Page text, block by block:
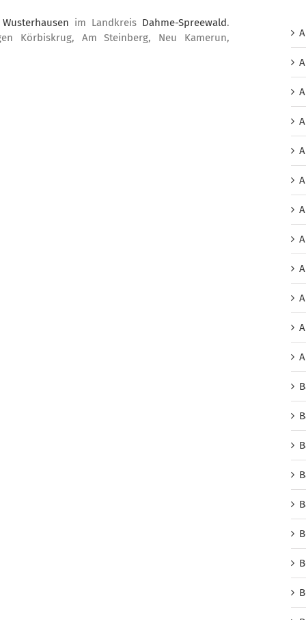
im Landkreis Dahme-Spreewald.
Körbiskrug, Am Steinberg, Neu Kamerun,